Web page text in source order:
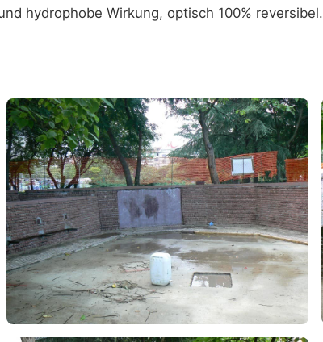
hydrophobe Wirkung, optisch 100% reversibel.